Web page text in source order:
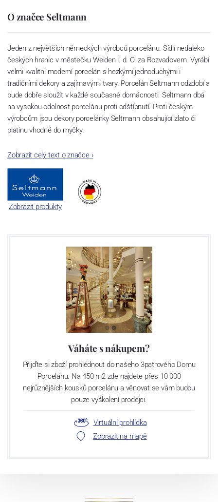
O značce Seltmann
Jeden z největších německých výrobců porcelánu. Sídlí nedaleko
českých hranic v městečku Weiden i. d. O. za Rozvadovem. Vyrábí
velmi kvalitní moderní porcelán s hezkými jednoduchými i
tradičními dekory a zajímavými tvary. Porcelán Seltmann odzdobí a
bude dobře sloužit v každé současné domácnosti. Seltmann dbá
na vysokou odolnost porcelánu proti odštípnutí. Proti českým
výrobcům jsou dekory porcelánky Seltmann obsahující zlato či
platinu vhodné do myčky.
Zobrazit celý text o značce›
Zobrazit produkty
Váháte s nákupem?
Přijďte si zboží prohlédnout do našeho 3patrového Domu
Porcelánu. Na 450 m2 zde najdete přes 10 000
nejrůznějších kousků porcelánu a věnovat se vám budou
pouze vyškolení prodejci.
Virtuální prohlídka
Zobrazit na mapě